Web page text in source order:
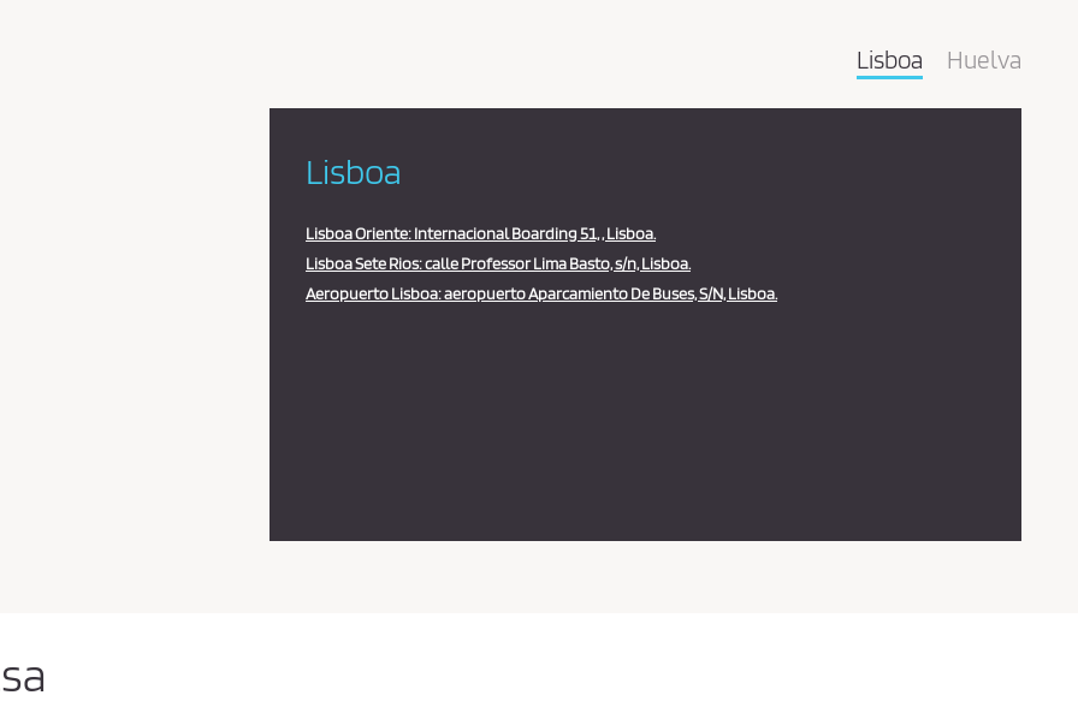
Lisboa Huelva
Lisboa
Lisboa Oriente: Internacional Boarding 51, , Lisboa.
Lisboa Sete Rios: calle Professor Lima Basto, s/n, Lisboa.
Aeropuerto Lisboa: aeropuerto Aparcamiento De Buses, S/N, Lisboa.